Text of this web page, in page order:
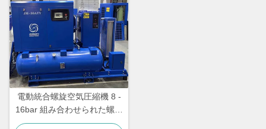
電動統合螺旋空気圧縮機 8 -
16bar 組み合わせられた螺旋
空気圧縮機